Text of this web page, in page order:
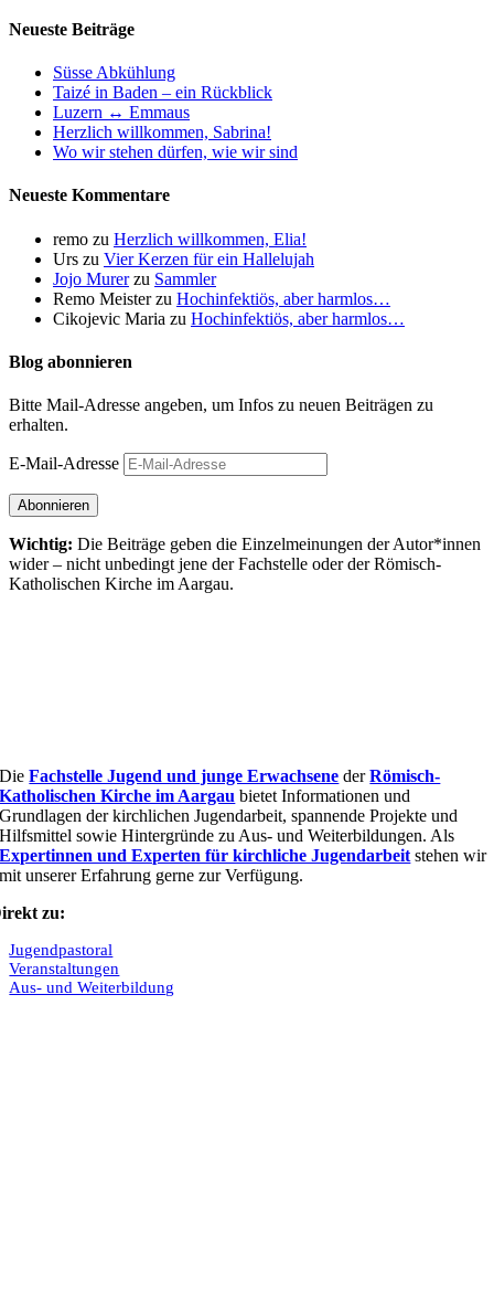
Neueste Beiträge
Süsse Abkühlung
Taizé in Baden – ein Rückblick
Luzern ↔ Emmaus
Herzlich willkommen, Sabrina!
Wo wir stehen dürfen, wie wir sind
Neueste Kommentare
remo zu Herzlich willkommen, Elia!
Urs zu Vier Kerzen für ein Hallelujah
Jojo Murerzu Sammler
Remo Meisterzu Hochinfektiös, aber harmlos…
Cikojevic Maria zu Hochinfektiös, aber harmlos…
Blog abonnieren
Bitte Mail-Adresse angeben, um Infos zu neuen Beiträgen zu
erhalten.
E-Mail-Adresse
Abonnieren
Wichtig: Die Beiträge geben die Einzel­meinungen der Autor*innen
wider – nicht unbedingt jene der Fach­stelle oder der Römisch-
Katholischen Kirche im Aargau.
DieFachstelle Jugend und junge Erwachsene derRömisch-
Katholischen Kirche im Aargau bietet Informationen und
Grundlagen der kirchlichen Jugendarbeit, spannende Projekte und
Hilfsmittel sowie Hintergründe zu Aus- und Weiterbildungen. Als
Expertinnen und Experten für kirchliche Jugendarbeit stehen wir
mit unserer Erfahrung gerne zur Verfügung.
zu:
Jugendpastoral
Veranstaltungen
Aus- und Weiterbildung